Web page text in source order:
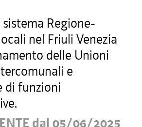
Regione-
nel Friuli Venezia
delle Unioni
e
di funzioni
dal 05/06/2025